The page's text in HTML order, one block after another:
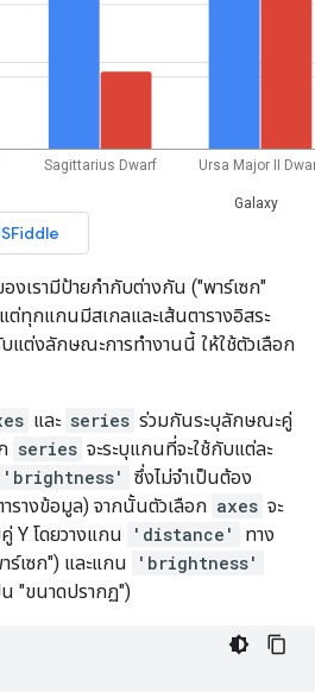
งเรามีป้ายกำกับต่างกัน ("พาร์เซก"
ทุกแกนมีสเกลและเส้นตารางอิสระ
แต่งลักษณะการทำงานนี้ ให้ใช้ตัวเลือก
และ series ร่วมกันระบุลักษณะคู่
series จะระบุแกนที่จะใช้กับแต่ละ
'brightness'
ซึ่งไม่จำเป็นต้อง
รางข้อมูล) จากนั้นตัวเลือก axes จะ
Y โดยวางแกน
'distance'
ทาง
ร์เซก") และแกน
'brightness'
"ขนาดปรากฏ")